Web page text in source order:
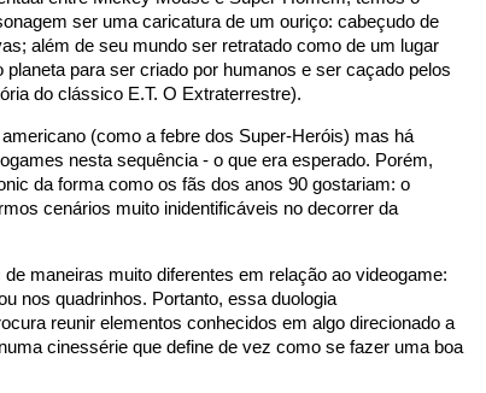
ser uma caricatura de um ouriço: cabeçudo de
além de seu mundo ser retratado como de um lugar
para ser criado por humanos e ser caçado pelos
do clássico E.T. O Extraterrestre).
(como a febre dos Super-Heróis) mas há
nesta sequência - o que era esperado. Porém,
da forma como os fãs dos anos 90 gostariam: o
cenários muito inidentificáveis no decorrer da
maneiras muito diferentes em relação ao videogame:
nos quadrinhos. Portanto, essa duologia
reunir elementos conhecidos em algo direcionado a
cinessérie que define de vez como se fazer uma boa